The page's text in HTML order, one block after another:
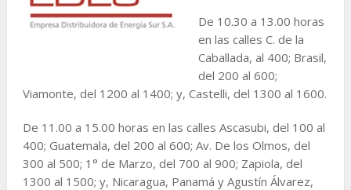
De 10.30 a 13.00 horas
en las calles C. de la
Caballada, al 400; Brasil,
del 200 al 600;
Viamonte, del 1200 al 1400; y, Castelli, del 1300 al 1600.
De 11.00 a 15.00 horas en las calles Ascasubi, del 100 al
400; Guatemala, del 200 al 600; Av. De los Olmos, del
300 al 500; 1° de Marzo, del 700 al 900; Zapiola, del
1300 al 1500; y, Nicaragua, Panamá y Agustín Álvarez,